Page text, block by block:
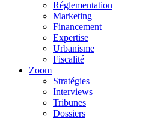
Réglementation
Marketing
Financement
Expertise
Urbanisme
Fiscalité
Zoom
Stratégies
Interviews
Tribunes
Dossiers